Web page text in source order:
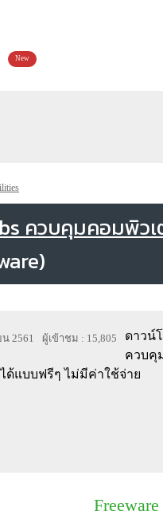
New
ควบคุมคอมพิวเ
น 2561 ผู้เข้าชม : 15,805
ดาวน์
ควบคุ
ได้แบบฟรีๆ ไม่มีค่าใช้จ่าย
Freeware